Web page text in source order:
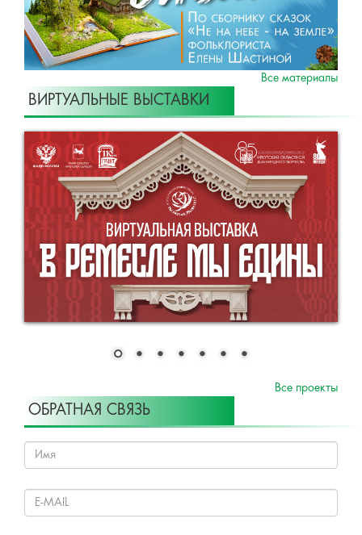
Все материалы
ВИРТУАЛЬНЫЕ ВЫСТАВКИ
Все проекты
ОБРАТНАЯ СВЯЗЬ